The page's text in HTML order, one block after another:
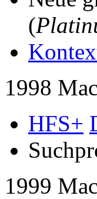
(
1998
HFS+
1999